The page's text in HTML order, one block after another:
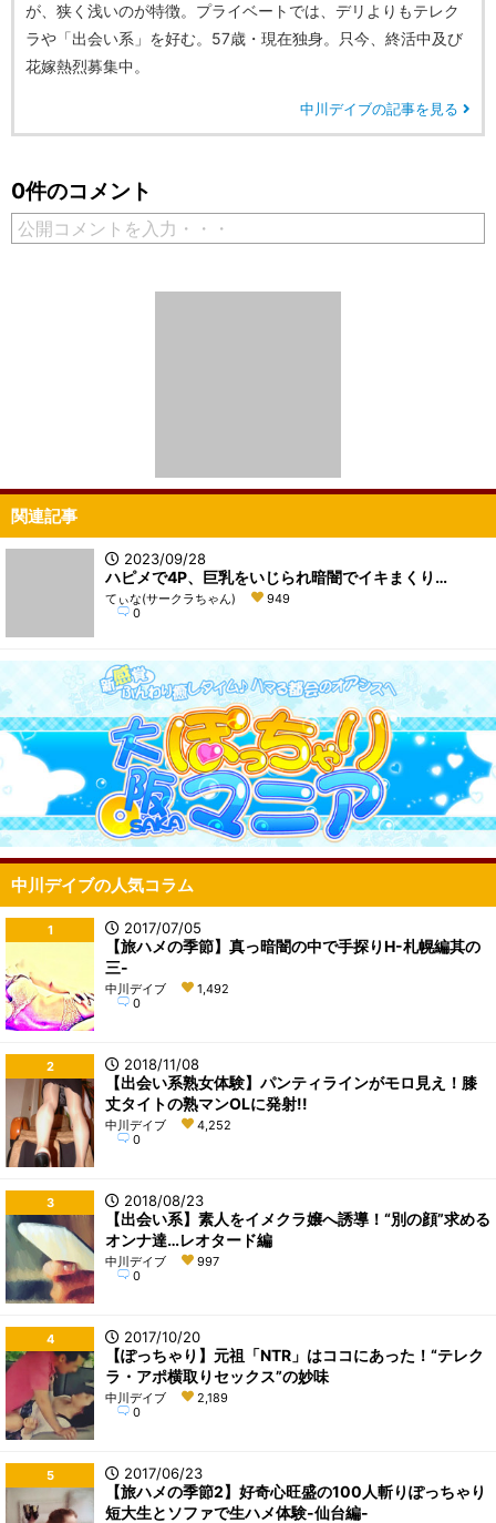
が、狭く浅いのが特徴。プライベートでは、デリよりもテレク
ラや「出会い系」を好む。57歳・現在独身。只今、終活中及び
花嫁熱烈募集中。
中川デイブの記事を見る
0件のコメント
公開コメントを入力・・・
関連記事
2023/09/28
ハピメで4P、巨乳をいじられ暗闇でイキまくり…
てぃな(サークラちゃん)
949
0
中川デイブの人気コラム
1 2017/07/05
【旅ハメの季節】真っ暗闇の中で手探りH-札幌編其の
三-
中川デイブ
1,492
0
2 2018/11/08
【出会い系熟女体験】パンティラインがモロ見え！膝
丈タイトの熟マンOLに発射!!
中川デイブ
4,252
0
3 2018/08/23
【出会い系】素人をイメクラ嬢へ誘導！“別の顔”求める
オンナ達…レオタード編
中川デイブ
997
0
4 2017/10/20
【ぽっちゃり】元祖「NTR」はココにあった！“テレク
ラ・アポ横取りセックス”の妙味
中川デイブ
2,189
0
5 2017/06/23
【旅ハメの季節2】好奇心旺盛の100人斬りぽっちゃり
短大生とソファで生ハメ体験-仙台編-